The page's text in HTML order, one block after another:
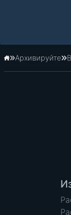
Главная
Архивируйте